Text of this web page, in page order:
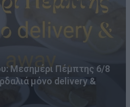
Μεσημέρι Πέμπτης 6/8
μόνο delivery &